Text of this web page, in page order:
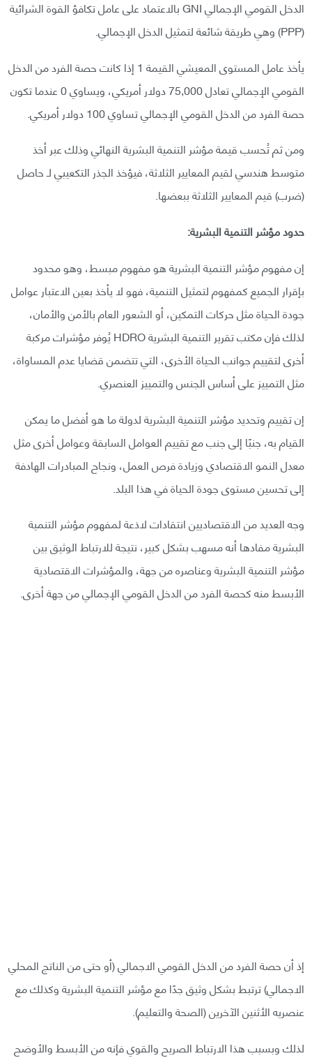
الدخل القومي الإجمالي GNI بالاعتماد على عامل تكافؤ القوة الشرائية
(PPP) وهي طريقة شائعة لتمثيل الدخل الإجمالي.
يأخذ عامل المستوى المعيشي القيمة 1 إذا كانت حصة الفرد من الدخل
القومي الإجمالي تعادل 75,000 دولار أمريكي، ويساوي 0 عندما تكون
حصة الفرد من الدخل القومي الإجمالي تساوي 100 دولار أمريكي.
ومن ثم تُحسب قيمة مؤشر التنمية البشرية النهائي وذلك عبر أخذ
متوسط هندسي لقيم المعايير الثلاثة، فيؤخذ الجذر التكعيبي لـ حاصل
(ضرب) قيم المعايير الثلاثة ببعضها.
حدود مؤشر التنمية البشرية:
إن مفهوم مؤشر التنمية البشرية هو مفهوم مبسط، وهو محدود
بإقرار الجميع كمفهوم لتمثيل التنمية، فهو لا يأخذ بعين الاعتبار عوامل
جودة الحياة مثل حركات التمكين، أو الشعور العام بالأمن والأمان،
لذلك فإن مكتب تقرير التنمية البشرية HDRO يُوفر مؤشرات مركبة
أخرى لتقييم جوانب الحياة الأخرى، التي تتضمن قضايا عدم المساواة،
مثل التمييز على أساس الجنس والتمييز العنصري.
إن تقييم وتحديد مؤشر التنمية البشرية لدولة ما هو أفضل ما يمكن
القيام به، جنبًا إلى جنب مع تقييم العوامل السابقة وعوامل أخرى مثل
معدل النمو الاقتصادي وزيادة فرص العمل، ونجاح المبادرات الهادفة
إلى تحسين مستوى جودة الحياة في هذا البلد.
وجه العديد من الاقتصاديين انتقادات لاذعة لمفهوم مؤشر التنمية
البشرية مفادها أنه مسهب بشكل كبير، نتيجة للارتباط الوثيق بين
مؤشر التنمية البشرية وعناصره من جهة، والمؤشرات الاقتصادية
الأبسط منه كحصة الفرد من الدخل القومي الإجمالي من جهة أخرى.
إذ أن حصة الفرد من الدخل القومي الاجمالي (أو حتى من الناتج المحلي
الاجمالي) ترتبط بشكل وثيق جدًا مع مؤشر التنمية البشرية وكذلك مع
عنصريه الأثنين الآخرين (الصحة والتعليم).
لذلك وبسبب هذا الارتباط الصريح والقوي فإنه من الأبسط والأوضح